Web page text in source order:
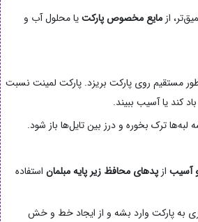
از مایع مخصوص پارکتیا محلول آب و
مستقیم روی پارکت بریزد. پارکت لمینت نسبت
کند یا آسیب ببیند.
ترک بخوره و درز بین تایل‌ها باز شود.
آسیباز پدهای محافظ زیر پایه مبلماناستفاده
به پارکت وارد بشه و از ایجاد خط و خش